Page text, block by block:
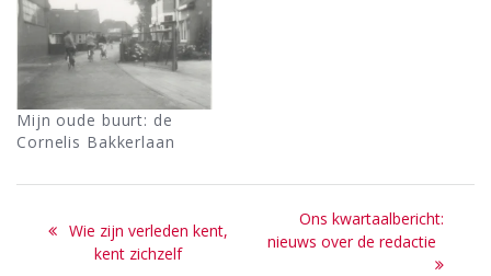
Mijn oude buurt: de
Cornelis Bakkerlaan
navigatie
Previous
post:
Wie zijn verleden kent,
kent zichzelf
Next
post:
Ons kwartaalbericht:
nieuws over de redactie